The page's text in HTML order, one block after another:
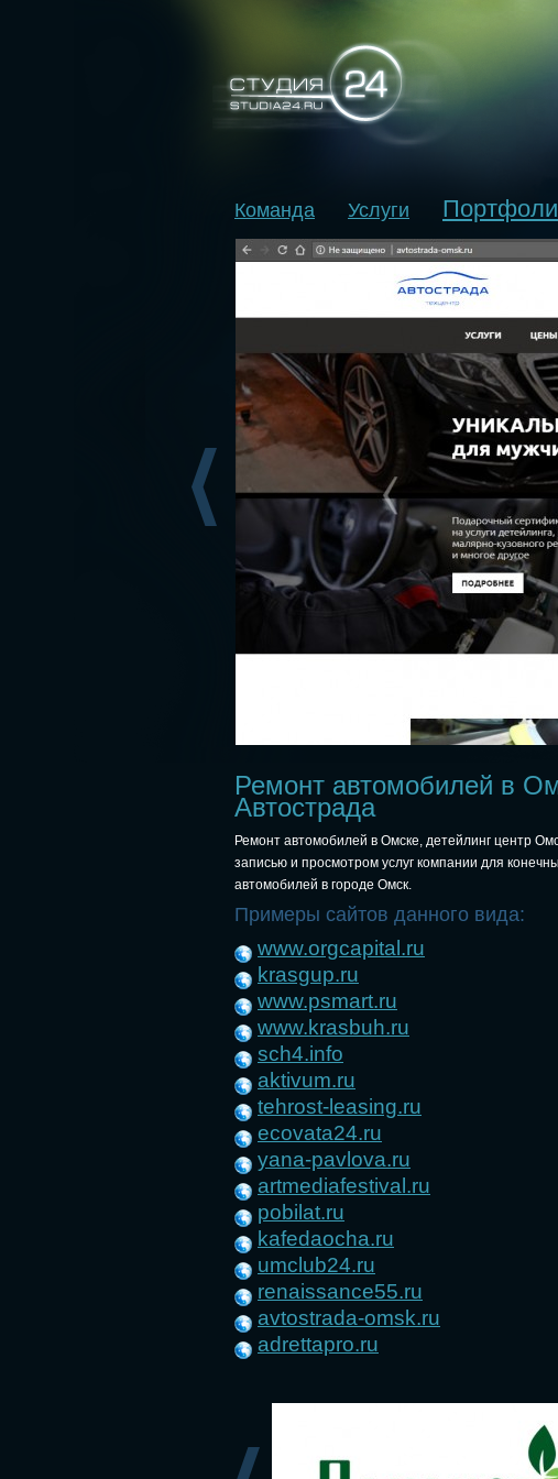
Команда Услуги
Ремонт автомобилей в
Автострада
Ремонт автомобилей в Омске, детейлинг центр
записью и просмотром услуг компании для
автомобилей в городе Омск.
Примеры сайтов данного вида:
www.orgcapital.ru
krasgup.ru
www.psmart.ru
www.krasbuh.ru
sch4.info
aktivum.ru
tehrost-leasing.ru
ecovata24.ru
yana-pavlova.ru
artmediafestival.ru
pobilat.ru
kafedaocha.ru
umclub24.ru
renaissance55.ru
avtostrada-omsk.ru
adrettapro.ru